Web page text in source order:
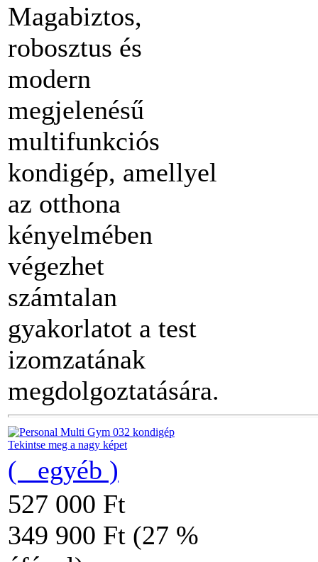
Magabiztos,
robosztus és
modern
megjelenésű
multifunkciós
kondigép, amellyel
az otthona
kényelmében
végezhet
számtalan
gyakorlatot a test
izomzatának
megdolgoztatására.
Tekintse meg a nagy képet
( _egyéb )
527 000 Ft
349 900 Ft (27 %